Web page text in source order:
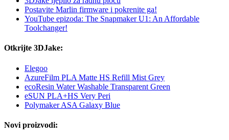
Postavite Marlin firmware i pokrenite ga!
YouTube epizoda: The Snapmaker U1: An Affordable
Toolchanger!
Otkrijte 3DJake:
Elegoo
AzureFilm PLA Matte HS Refill Mist Grey
ecoResin Water Washable Transparent Green
eSUN PLA+HS Very Peri
Polymaker ASA Galaxy Blue
Novi proizvodi: